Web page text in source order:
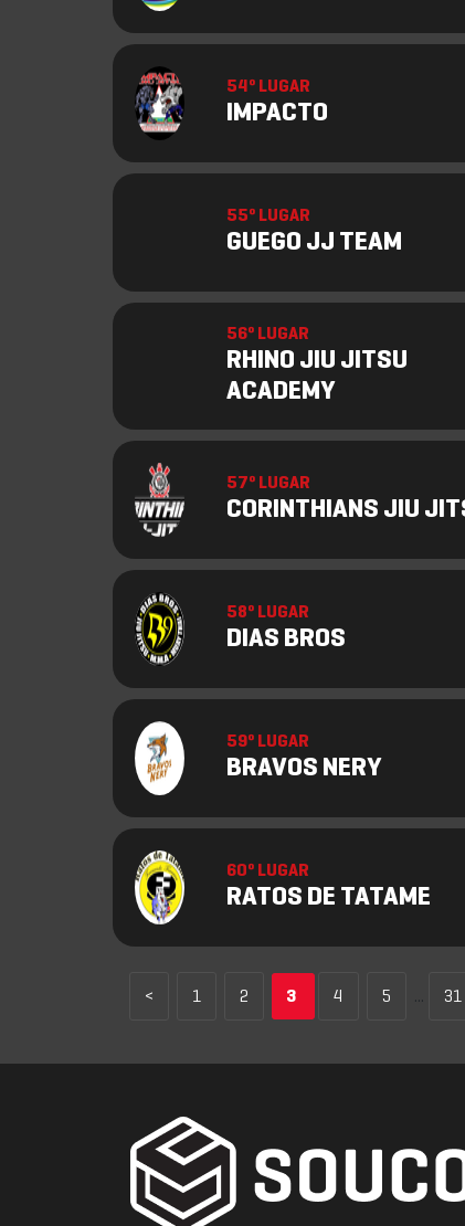
54º LUGAR
IMPACTO
55º LUGAR
GUEGO JJ TEAM
56º LUGAR
RHINO JIU JITSU
ACADEMY
57º LUGAR
CORINTHIANS JIU
58º LUGAR
DIAS BROS
59º LUGAR
BRAVOS NERY
60º LUGAR
RATOS DE TATAME
< 1 2 3 4 5 ... 31